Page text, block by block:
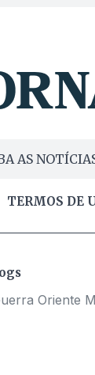
AS
TERMOS DE
Oriente